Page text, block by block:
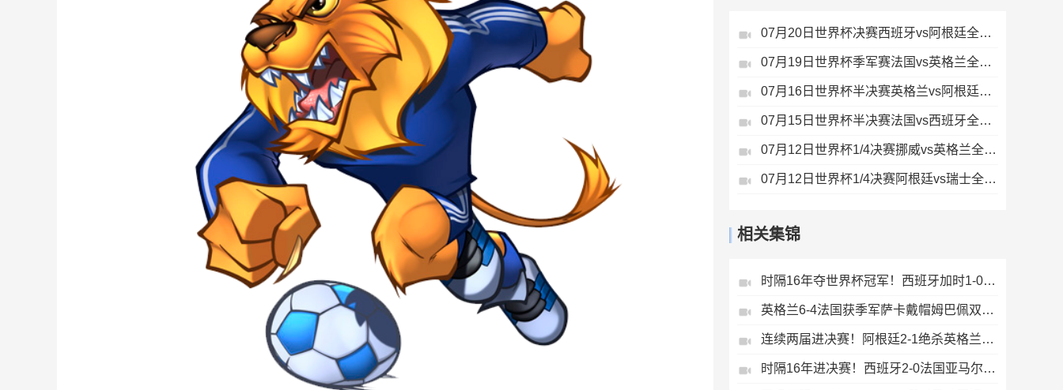
07月20日世界杯决赛西班牙vs阿根廷全场录像
07月19日世界杯季军赛法国vs英格兰全场录像
07月16日世界杯半决赛英格兰vs阿根廷全场录像
07月15日世界杯半决赛法国vs西班牙全场录像
07月12日世界杯1/4决赛挪威vs英格兰全场录像
07月12日世界杯1/4决赛阿根廷vs瑞士全场录像
相关集锦
时隔16年夺世界杯冠军！西班牙加时1-0阿根廷费兰制胜恩佐染红
英格兰6-4法国获季军萨卡戴帽姆巴佩双响创纪录奥利塞2助+失良机
连续两届进决赛！阿根廷2-1绝杀英格兰劳塔罗恩佐破门梅西两助攻
时隔16年进决赛！西班牙2-0法国亚马尔造点奥亚萨瓦尔、波罗破门